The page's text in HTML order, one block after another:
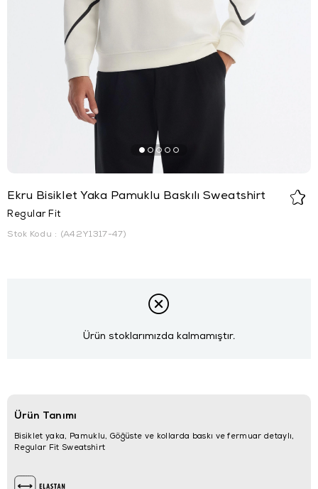
Ekru Bisiklet Yaka Pamuklu Baskılı Sweatshirt
Regular Fit
Stok Kodu (A42Y1317-47)
Ürün stoklarımızda kalmamıştır.
Ürün Tanımı
Bisiklet yaka, Pamuklu, Göğüste ve kollarda baskı ve fermuar detaylı,
Regular Fit Sweatshirt